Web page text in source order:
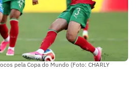
pela Copa do Mundo (Foto: CHARLY